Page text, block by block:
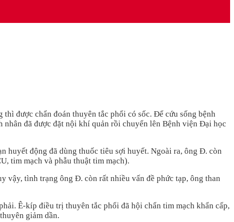
được chẩn đoán thuyên tắc phổi có sốc. Để cứu sống bệnh
đã được đặt nội khí quản rồi chuyển lên Bệnh viện Đại học
huyết động đã dùng thuốc tiêu sợi huyết. Ngoài ra, ông Đ. còn
tim mạch và phẫu thuật tim mạch).
vậy, tình trạng ông Đ. còn rất nhiều vấn đề phức tạp, ông than
Ê-kíp điều trị thuyên tắc phổi đã hội chẩn tim mạch khẩn cấp,
giảm dần.